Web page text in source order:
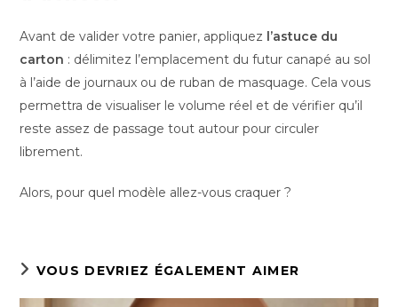
Avant de valider votre panier, appliquez l’astuce du
carton : délimitez l’emplacement du futur canapé au sol
à l’aide de journaux ou de ruban de masquage. Cela vous
permettra de visualiser le volume réel et de vérifier qu’il
reste assez de passage tout autour pour circuler
librement.
Alors, pour quel modèle allez-vous craquer ?
VOUS DEVRIEZ ÉGALEMENT AIMER